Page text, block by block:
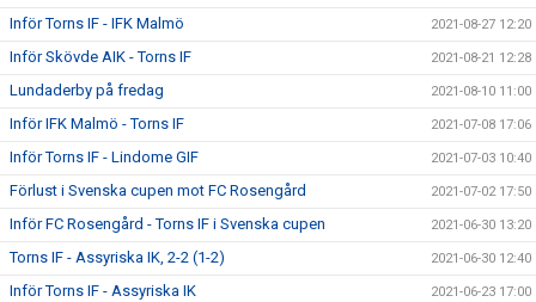
Inför Torns IF - IFK Malmö 2021-08-27 12:20
Inför Skövde AIK - Torns IF 2021-08-21 12:28
Lundaderby på fredag 2021-08-10 11:00
Inför IFK Malmö - Torns IF 2021-07-08 17:06
Inför Torns IF - Lindome GIF 2021-07-03 10:40
Förlust i Svenska cupen mot FC Rosengård 2021-07-02 17:50
Inför FC Rosengård - Torns IF i Svenska cupen 2021-06-30 13:20
Torns IF - Assyriska IK, 2-2 (1-2) 2021-06-30 12:40
Inför Torns IF - Assyriska IK 2021-06-23 17:00